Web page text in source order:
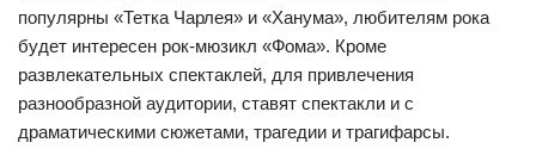
популярны «Тетка Чарлея» и «Ханума», любителям рока
будет интересен рок-мюзикл «Фома». Кроме
развлекательных спектаклей, для привлечения
разнообразной аудитории, ставят спектакли и с
драматическими сюжетами, трагедии и трагифарсы.